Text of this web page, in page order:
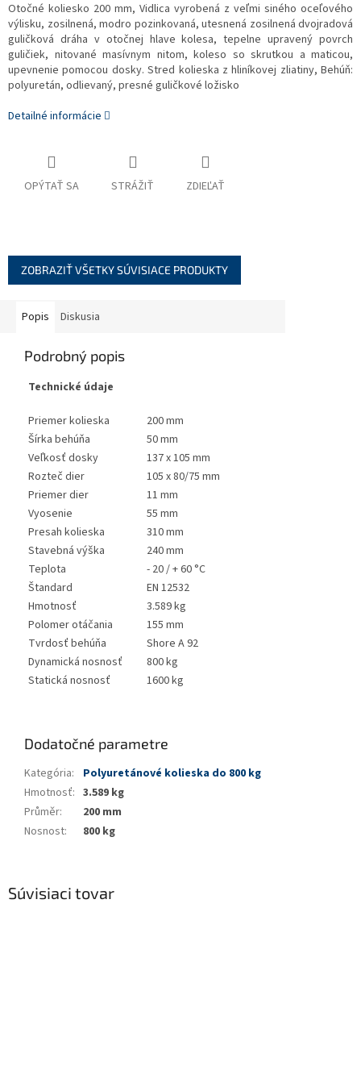
Otočné koliesko 200 mm, Vidlica vyrobená z veľmi siného oceľového
výlisku, zosilnená, modro pozinkovaná, utesnená zosilnená dvojradová
guličková dráha v otočnej hlave kolesa, tepelne upravený povrch
guličiek, nitované masívnym nitom, koleso so skrutkou a maticou,
upevnenie pomocou dosky. Stred kolieska z hliníkovej zliatiny, Behúň:
polyuretán, odlievaný, presné guličkové ložisko
Detailné informácie
OPÝTAŤ SA STRÁŽIŤ ZDIEĽAŤ
Súvisiaci tovar
ZOBRAZIŤ VŠETKY SÚVISIACE PRODUKTY
Popis Diskusia
Podrobný popis
Technické údaje
Priemer kolieska
200 mm
Šírka behúňa
50 mm
Veľkosť dosky
137 x 105 mm
Rozteč dier
105 x 80/75 mm
Priemer dier
11 mm
Vyosenie
55 mm
Presah kolieska
310 mm
Stavebná výška
240 mm
Teplota
- 20 / + 60 °C
Štandard
EN 12532
Hmotnosť
3.589 kg
Polomer otáčania
155 mm
Tvrdosť behúňa
Shore A 92
Dynamická nosnosť
800 kg
Statická nosnosť
1600 kg
Dodatočné parametre
Kategória:
Polyuretánové kolieska do 800 kg
Hmotnosť: 3.589 kg
Průměr:
200 mm
Nosnost: 800 kg